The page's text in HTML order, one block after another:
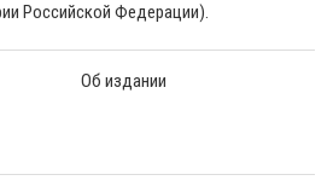
Российской Федерации).
Об издании